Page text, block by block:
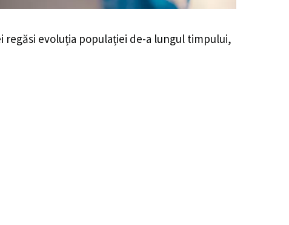
regăsi evoluția populației de-a lungul timpului,